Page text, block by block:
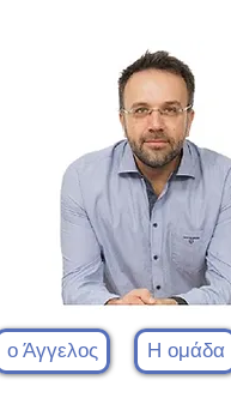
ο Άγγελος Η ομάδα